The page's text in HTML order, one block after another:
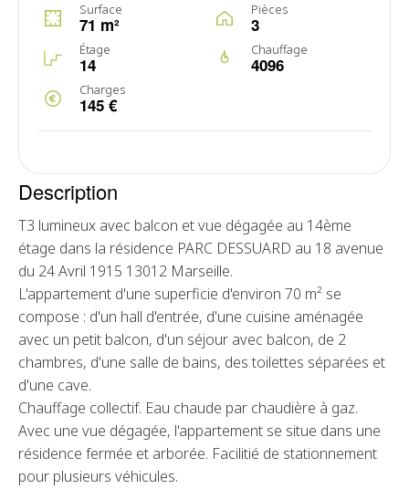
Surface
71 m²
Pièces
3
Étage
14
Chauffage
4096
Charges
145 €
Description
T3 lumineux avec balcon et vue dégagée au 14ème
étage dans la résidence PARC DESSUARD au 18 avenue
du 24 Avril 1915 13012 Marseille.
L'appartement d'une superficie d'environ 70 m² se
compose : d'un hall d'entrée, d'une cuisine aménagée
avec un petit balcon, d'un séjour avec balcon, de 2
chambres, d'une salle de bains, des toilettes séparées et
d'une cave.
Chauffage collectif. Eau chaude par chaudière à gaz.
Avec une vue dégagée, l'appartement se situe dans une
résidence fermée et arborée. Facilitié de stationnement
pour plusieurs véhicules.